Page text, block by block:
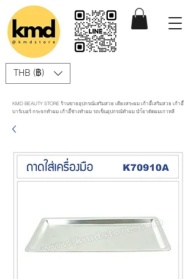
THB (฿)
KMD BEAUTY STORE ร้านขายอุปกรณ์เสริมสวย เตียงสระผม เก้าอี้เสริมสวย เก้าอี้
บาร์เบอร์ กระจกทำผม เก้าอี้ช่างทำผม รถเข็นอุปกรณ์ทำผม นำ้ยาดัดผมเกาหลี